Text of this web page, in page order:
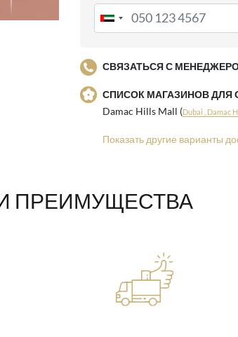
СВЯЗАТЬСЯ С
СПИСОК МАГАЗИНОВ
Damac Hills Mall (Dubai , Damac
Показать другие варианты
ПРЕИМУЩЕСТВА